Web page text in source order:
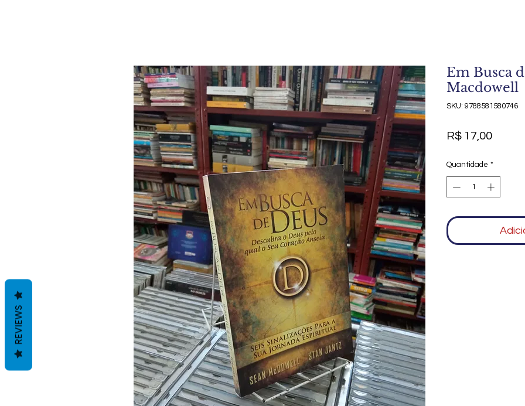
Em Busca
Macdowell
SKU: 9788581580746
R$ 17,00Preço
Quantidade *
REVIEWS